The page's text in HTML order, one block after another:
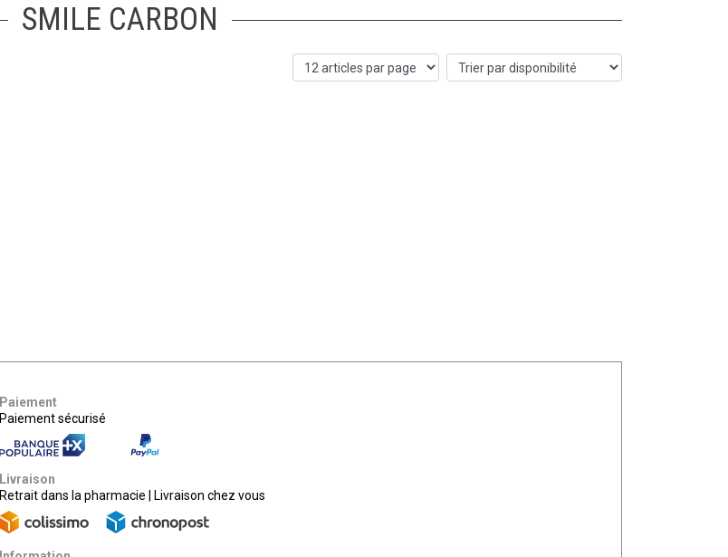
SMILE CARBON
Paiement
Paiement sécurisé
Livraison
Retrait dans la pharmacie
Livraison chez vous